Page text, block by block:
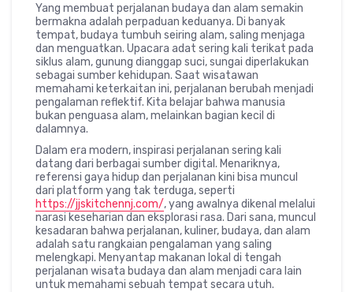
Yang membuat perjalanan budaya dan alam semakin
bermakna adalah perpaduan keduanya. Di banyak
tempat, budaya tumbuh seiring alam, saling menjaga
dan menguatkan. Upacara adat sering kali terikat pada
siklus alam, gunung dianggap suci, sungai diperlakukan
sebagai sumber kehidupan. Saat wisatawan
memahami keterkaitan ini, perjalanan berubah menjadi
pengalaman reflektif. Kita belajar bahwa manusia
bukan penguasa alam, melainkan bagian kecil di
dalamnya.
Dalam era modern, inspirasi perjalanan sering kali
datang dari berbagai sumber digital. Menariknya,
referensi gaya hidup dan perjalanan kini bisa muncul
dari platform yang tak terduga, seperti
https://jjskitchennj.com/, yang awalnya dikenal melalui
narasi keseharian dan eksplorasi rasa. Dari sana, muncul
kesadaran bahwa perjalanan, kuliner, budaya, dan alam
adalah satu rangkaian pengalaman yang saling
melengkapi. Menyantap makanan lokal di tengah
perjalanan wisata budaya dan alam menjadi cara lain
untuk memahami sebuah tempat secara utuh.